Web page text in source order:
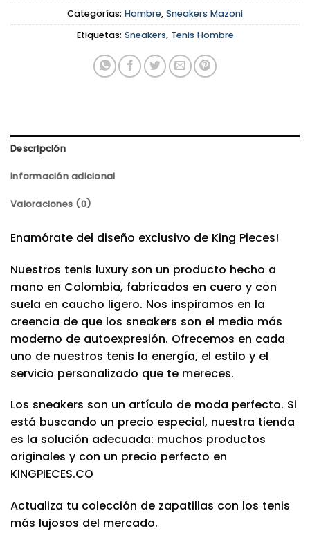
Categorías: Hombre, Sneakers Mazoni
Etiquetas: Sneakers, Tenis Hombre
Descripción
Información adicional
Valoraciones (0)
Enamórate del diseño exclusivo de King Pieces!
Nuestros tenis luxury son un producto hecho a
mano en Colombia, fabricados en cuero y con
suela en caucho ligero. Nos inspiramos en la
creencia de que los sneakers son el medio más
moderno de autoexpresión. Ofrecemos en cada
uno de nuestros tenis la energía, el estilo y el
servicio personalizado que te mereces.
Los sneakers son un artículo de moda perfecto. Si
está buscando un precio especial, nuestra tienda
es la solución adecuada: muchos productos
originales y con un precio perfecto en
KINGPIECES.CO
Actualiza tu colección de zapatillas con los tenis
más lujosos del mercado.